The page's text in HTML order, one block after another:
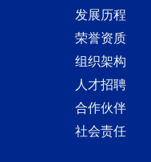
发展历程
荣誉资质
组织架构
人才招聘
合作伙伴
社会责任